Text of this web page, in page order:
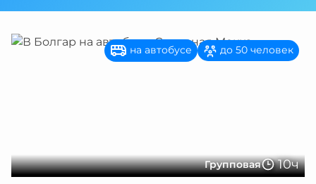
Групповая 10ч
на автобусе до 50 человек